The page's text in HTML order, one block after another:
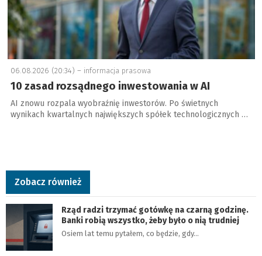
06.08.2026 (20:34) – informacja prasowa
10 zasad rozsądnego inwestowania w AI
AI znowu rozpala wyobraźnię inwestorów. Po świetnych
wynikach kwartalnych największych spółek technologicznych …
Zobacz również
Rząd radzi trzymać gotówkę na czarną godzinę.
Banki robią wszystko, żeby było o nią trudniej
Osiem lat temu pytałem, co będzie, gdy…